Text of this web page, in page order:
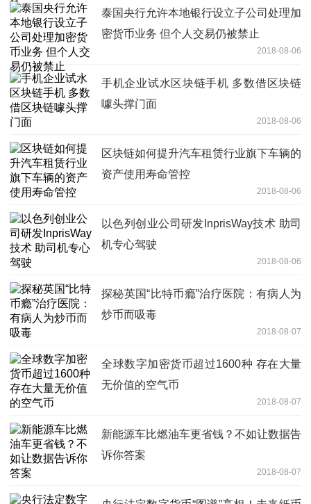
泰国央行允许本地银行设立子公司处理加
密货币业务 但个人交易仍被禁止
2018-08-06
手机企业试水区块链手机 多数借区块链
噱头撑门面
2018-08-06
区块链如何提升汽车租赁行业旗下车辆的
资产使用寿命管控
2018-08-06
以色列创业公司研发InprisWay技术 助司
机专心驾驶
2018-08-06
探秘英国“比特币瘾”治疗医院：有病人为
炒币而吸毒
2018-08-07
全球数字加密货币超过1600种 存在大量
无价值的空气币
2018-08-07
新能源车比燃油车更省钱？不如让数据告
诉你答案
2018-08-07